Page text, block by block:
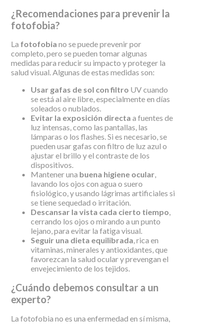
¿Recomendaciones para prevenir la
fotofobia?
La fotofobia no se puede prevenir por
completo, pero se pueden tomar algunas
medidas para reducir su impacto y proteger la
salud visual. Algunas de estas medidas son:
Usar gafas de sol con filtro UV cuando
se está al aire libre, especialmente en días
soleados o nublados.
Evitar la exposición directa a fuentes de
luz intensas, como las pantallas, las
lámparas o los flashes. Si es necesario, se
pueden usar gafas con filtro de luz azul o
ajustar el brillo y el contraste de los
dispositivos.
Mantener una buena higiene ocular,
lavando los ojos con agua o suero
fisiológico, y usando lágrimas artificiales si
se tiene sequedad o irritación.
Descansar la vista cada cierto tiempo,
cerrando los ojos o mirando a un punto
lejano, para evitar la fatiga visual.
Seguir una dieta equilibrada, rica en
vitaminas, minerales y antioxidantes, que
favorezcan la salud ocular y prevengan el
envejecimiento de los tejidos.
¿Cuándo debemos consultar a un
experto?
La fotofobia no es una enfermedad en sí misma,